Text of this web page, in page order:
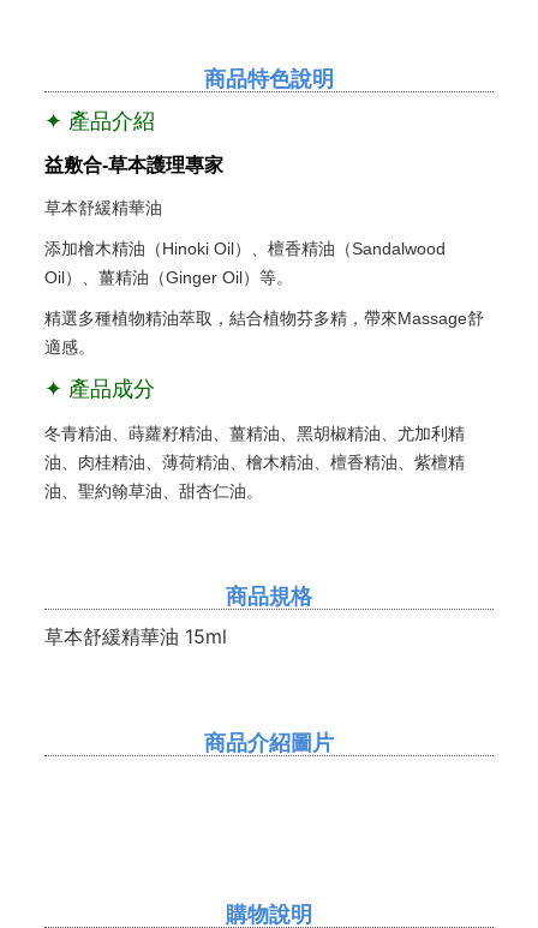
商品特色說明
✦ 產品介紹
益敷合-草本護理專家
草本舒緩精華油
添加檜木精油（Hinoki Oil）、檀香精油（Sandalwood
Oil）、薑精油（Ginger Oil）等。
精選多種植物精油萃取，結合植物芬多精，帶來Massage舒
適感。
✦ 產品成分
冬青精油、蒔蘿籽精油、薑精油、黑胡椒精油、尤加利精
油、肉桂精油、薄荷精油、檜木精油、檀香精油、紫檀精
油、聖約翰草油、甜杏仁油。
商品規格
草本舒緩精華油 15ml
商品介紹圖片
購物說明